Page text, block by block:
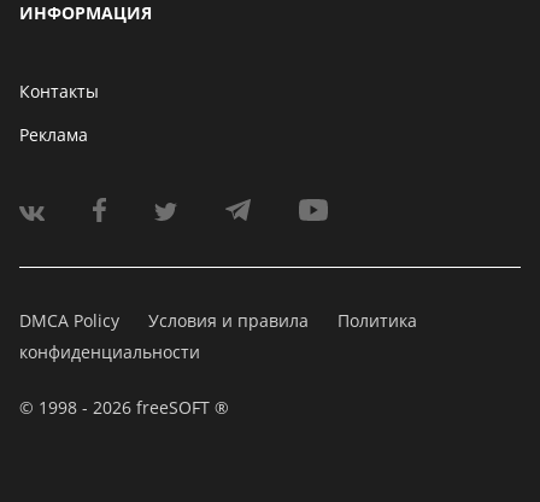
ИНФОРМАЦИЯ
Контакты
Реклама
DMCA Policy Условия и правила
Политика
конфиденциальности
© 1998 - 2026 freeSOFT ®